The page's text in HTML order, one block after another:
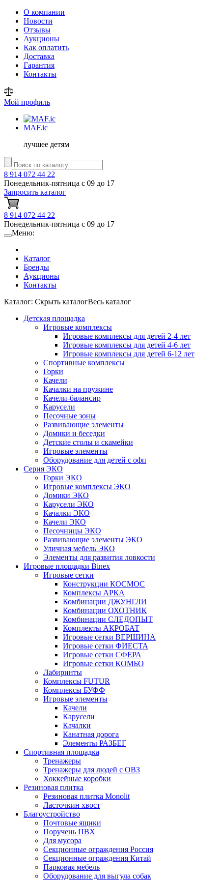
О компании
Новости
Отзывы
Аукционы
Как оплатить
Доставка
Гарантия
Контакты
Мой профиль
MAF.ic
лучшее детям
8 914 072 44 22
Понедельник-пятница с 09 до 17
Запросить каталог
8 914 072 44 22
Понедельник-пятница с 09 до 17
Меню:
Каталог
Бренды
Аукционы
Контакты
Каталог: Cкрыть каталогВесь каталог
Детская площадка
Игровые комплексы
Игровые комплексы для детей 2-4 лет
Игровые комплексы для детей 4-6 лет
Игровые комплексы для детей 6-12 лет
Спортивные комплексы
Горки
Качели
Качалки на пружине
Качели-балансир
Карусели
Песочные зоны
Развивающие элементы
Домики и беседки
Детские столы и скамейки
Игровые элементы
Оборудование для детей с офп
Серия ЭКО
Горки ЭКО
Игровые комплексы ЭКО
Домики ЭКО
Карусели ЭКО
Качалки ЭКО
Качели ЭКО
Песочницы ЭКО
Развивающие элементы ЭКО
Уличная мебель ЭКО
Элементы для развития ловкости
Игровые площадки Binex
Игровые сетки
Конструкции КОСМОС
Комплексы АРКА
Комбинации ДЖУНГЛИ
Комбинации ОХОТНИК
Комбинации СЛЕДОПЫТ
Комплекты АКРОБАТ
Игровые сетки ВЕРШИНА
Игровые сетки ФИЕСТА
Игровые сетки СФЕРА
Игровые сетки КОМБО
Лабиринты
Комплексы FUTUR
Комплексы БУФФ
Игровые элементы
Качели
Карусели
Качалки
Канатная дорога
Элементы РАЗБЕГ
Спортивная площадка
Тренажеры
Тренажеры для людей с ОВЗ
Хоккейные коробки
Резиновая плитка
Резиновая плитка Monolit
Ласточкин хвост
Благоустройство
Почтовые ящики
Поручень ПВХ
Для мусора
Секционные ограждения Россия
Секционные ограждения Китай
Парковая мебель
Оборудование для выгула собак